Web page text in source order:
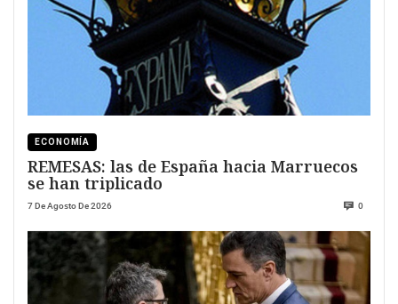
ECONOMÍA
REMESAS: las de España hacia Marruecos
se han triplicado
7 De Agosto De 2026 0